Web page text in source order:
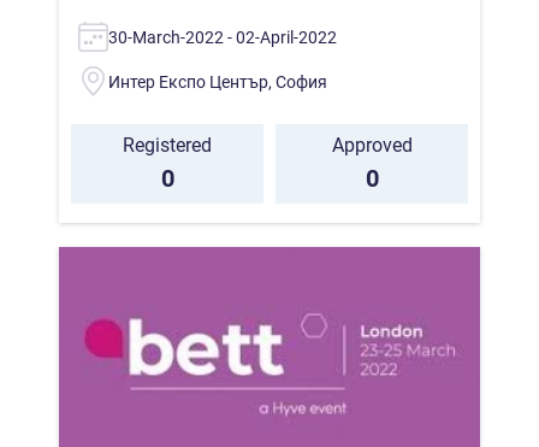
30-March-2022 - 02-April-2022
Интер Експо Център, София
Registered
0
Approved
0